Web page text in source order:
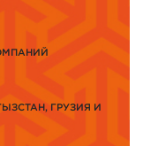
ГРУЗИЯ И